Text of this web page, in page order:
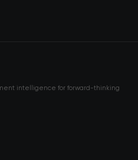
intelligence for forward-thinking